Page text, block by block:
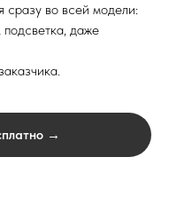
сразу во всей модели:
даже
→